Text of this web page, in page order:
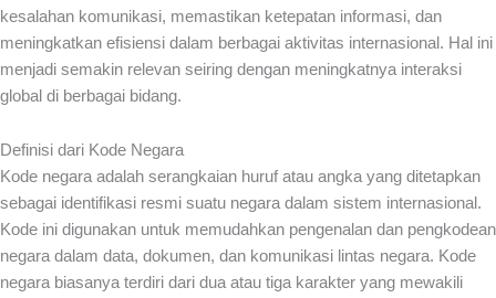
kesalahan komunikasi, memastikan ketepatan informasi, dan
meningkatkan efisiensi dalam berbagai aktivitas internasional. Hal ini
menjadi semakin relevan seiring dengan meningkatnya interaksi
global di berbagai bidang.
Definisi dari Kode Negara
Kode negara adalah serangkaian huruf atau angka yang ditetapkan
sebagai identifikasi resmi suatu negara dalam sistem internasional.
Kode ini digunakan untuk memudahkan pengenalan dan pengkodean
negara dalam data, dokumen, dan komunikasi lintas negara. Kode
negara biasanya terdiri dari dua atau tiga karakter yang mewakili